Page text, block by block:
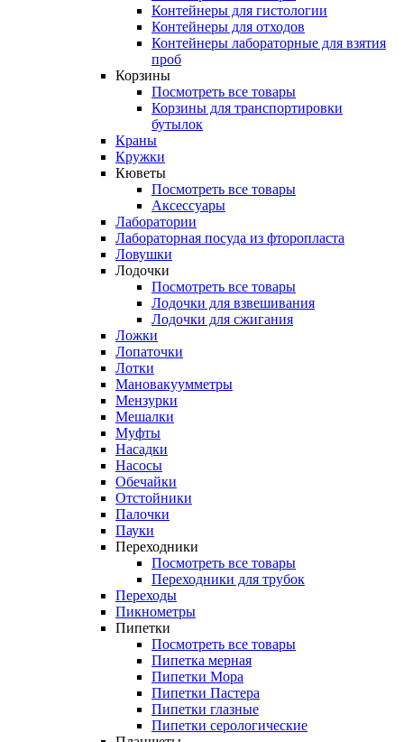
Контейнеры для гистологии
Контейнеры для отходов
Контейнеры лабораторные для взятия
проб
Корзины
Посмотреть все товары
Корзины для транспортировки
бутылок
Краны
Кружки
Кюветы
Посмотреть все товары
Аксессуары
Лаборатории
Лабораторная посуда из фторопласта
Ловушки
Лодочки
Посмотреть все товары
Лодочки для взвешивания
Лодочки для сжигания
Ложки
Лопаточки
Лотки
Мановакуумметры
Мензурки
Мешалки
Муфты
Насадки
Насосы
Обечайки
Отстойники
Палочки
Пауки
Переходники
Посмотреть все товары
Переходники для трубок
Переходы
Пикнометры
Пипетки
Посмотреть все товары
Пипетка мерная
Пипетки Мора
Пипетки Пастера
Пипетки глазные
Пипетки серологические